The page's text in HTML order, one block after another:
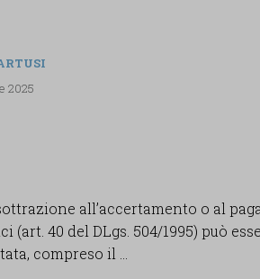
2025
all’accertamento o al
(art. 40 del DLgs. 504/1995) può
compreso il ...